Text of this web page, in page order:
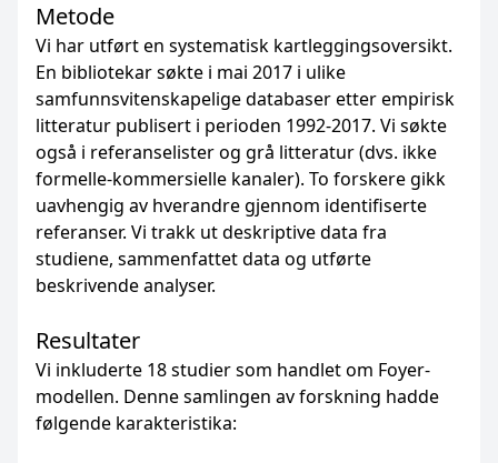
Metode
Vi har utført en systematisk kartleggingsoversikt.
En bibliotekar søkte i mai 2017 i ulike
samfunnsvitenskapelige databaser etter empirisk
litteratur publisert i perioden 1992-2017. Vi søkte
også i referanselister og grå litteratur (dvs. ikke
formelle-kommersielle kanaler). To forskere gikk
uavhengig av hverandre gjennom identifiserte
referanser. Vi trakk ut deskriptive data fra
studiene, sammenfattet data og utførte
beskrivende analyser.
Resultater
Vi inkluderte 18 studier som handlet om Foyer-
modellen. Denne samlingen av forskning hadde
følgende karakteristika: